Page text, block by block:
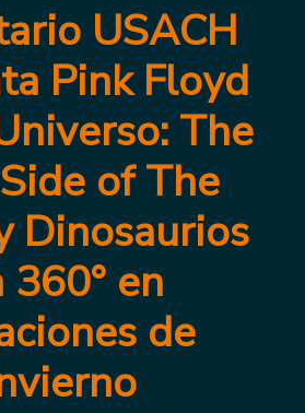
USACH
Pink Floyd
The
of The
Dinosaurios
360° en
de